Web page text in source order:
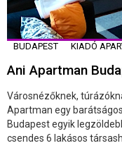
BUDAPEST KIADÓ
Ani Apartman
Városnézőknek,
Apartman egy
Budapest egyik
csendes 6 lakásos